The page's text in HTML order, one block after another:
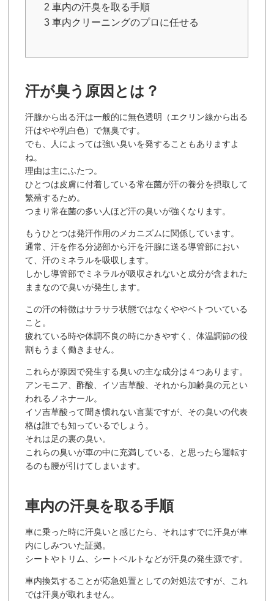
2 車内の汗臭を取る手順
3 車内クリーニングのプロに任せる
汗が臭う原因とは？
汗腺から出る汗は一般的に無色透明（エクリン線から出る
汗はやや乳白色）で無臭です。
でも、人によっては強い臭いを発することもありますよ
ね。
理由は主にふたつ。
ひとつは皮膚に付着している常在菌が汗の養分を摂取して
繁殖するため。
つまり常在菌の多い人ほど汗の臭いが強くなります。
もうひとつは発汗作用のメカニズムに関係しています。
通常、汗を作る分泌部から汗を汗腺に送る導管部におい
て、汗のミネラルを吸収します。
しかし導管部でミネラルが吸収されないと成分が含まれた
ままなので臭いが発生します。
この汗の特徴はサラサラ状態ではなくややベトついている
こと。
疲れている時や体調不良の時にかきやすく、体温調節の役
割もうまく働きません。
これらが原因で発生する臭いの主な成分は４つあります。
アンモニア、酢酸、イソ吉草酸、それから加齢臭の元とい
われるノネナール。
イソ吉草酸って聞き慣れない言葉ですが、その臭いの代表
格は誰でも知っているでしょう。
それは足の裏の臭い。
これらの臭いが車の中に充満している、と思ったら運転す
るのも腰が引けてしまいます。
車内の汗臭を取る手順
車に乗った時に汗臭いと感じたら、それはすでに汗臭が車
内にしみついた証拠。
シートやトリム、シートベルトなどが汗臭の発生源です。
車内換気することが応急処置としての対処法ですが、これ
では汗臭が取れません。